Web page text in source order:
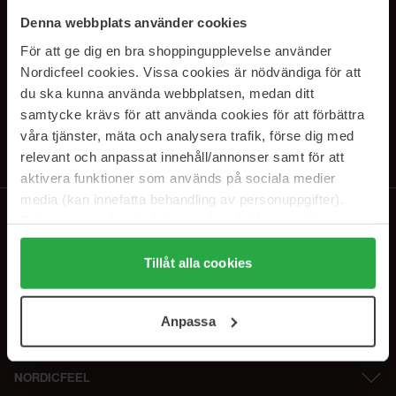
Denna webbplats använder cookies
För att ge dig en bra shoppingupplevelse använder
Nordicfeel cookies. Vissa cookies är nödvändiga för att
du ska kunna använda webbplatsen, medan ditt
samtycke krävs för att använda cookies för att förbättra
våra tjänster, mäta och analysera trafik, förse dig med
relevant och anpassat innehåll/annonser samt för att
aktivera funktioner som används på sociala medier
media (kan innefatta behandling av personuppgifter).
Genom att trycka på "Tillåt alla cookies" accepterar du
alla cookies, medan du under "Detaljer" kan anpassa
användningen av cookies. Du kan när som helst återkalla
samt vår Integritetspolicy.
Tillåt alla cookies
Anpassa
SUBSCRIBE TO OUR
NEWSLETTER
E-postadresse
Ved å abonnere godtar du vårpersonvernerklæring. Du kan melde deg
NORDICFEEL